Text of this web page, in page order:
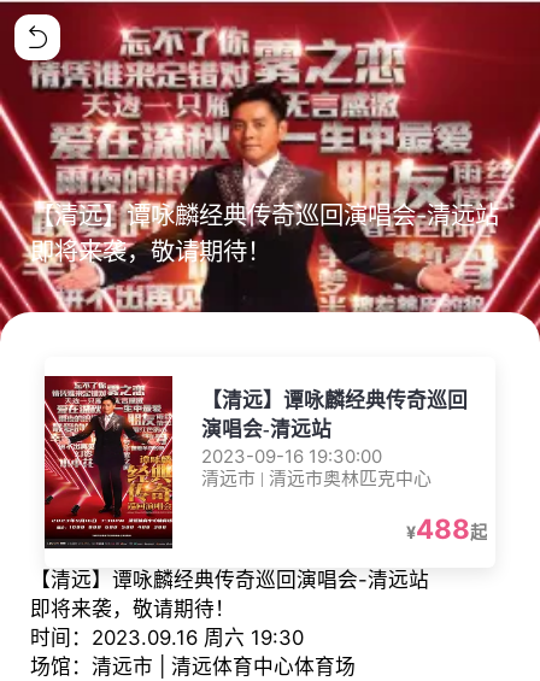
【清远】谭咏麟经典传奇巡回演唱会-清远站
即将来袭，敬请期待！
【清远】谭咏麟经典传奇巡回
演唱会-清远站
2023-09-16 19:30:00
清远市 | 清远市奥林匹克中心
¥488起
【清远】谭咏麟经典传奇巡回演唱会-清远站
即将来袭，敬请期待！
时间：2023.09.16 周六 19:30
场馆：清远市 | 清远体育中心体育场